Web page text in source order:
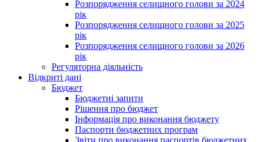
Розпорядження селищного голови за 2024
рік
Розпорядження селищного голови за 2025
рік
Розпорядження селищного голови за 2026
рік
Регуляторна діяльність
Відкриті дані
Бюджет
Бюджетні запити
Рішення про бюджет
Інформація про виконання бюджету
Паспорти бюджетних програм
Звіти про виконання паспортів бюджетних